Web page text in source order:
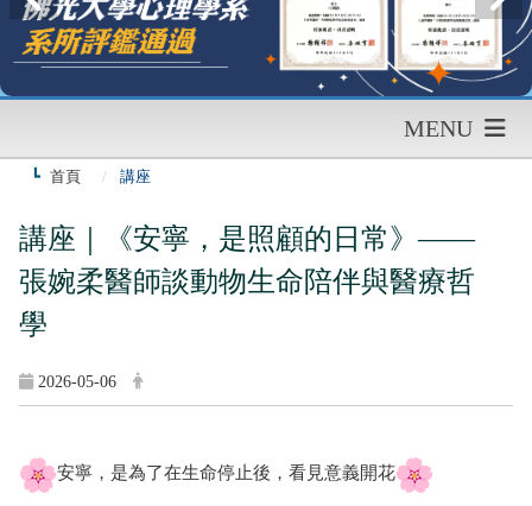
MENU
首頁 講座
講座｜《安寧，是照顧的日常》——
張婉柔醫師談動物生命陪伴與醫療哲
學
2026-05-06
安寧，是為了在生命停止後，看見意義開花